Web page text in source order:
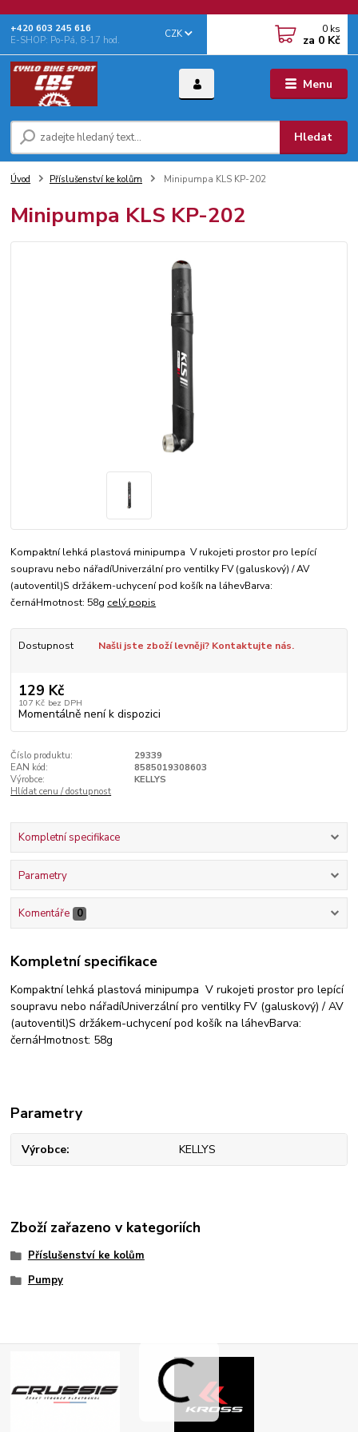
Menu
CZK
Hledat
+‭420 603 245 616‬
E-SHOP: Po-Pá, 8-17 hod.
0 ks
za 0 Kč
Úvod Příslušenství ke kolům Minipumpa KLS KP-202
Minipumpa KLS KP-202
Kompaktní lehká plastová minipumpa V rukojeti prostor pro lepící
soupravu nebo nářadíUniverzální pro ventilky FV (galuskový) / AV
(autoventil)S držákem-uchycení pod košík na láhevBarva:
černáHmotnost: 58g celý popis
Dostupnost Našli jste zboží levněji? Kontaktujte nás.
129 Kč
107 Kč bez DPH
Momentálně není k dispozici
Číslo produktu:
29339
EAN kód:
8585019308603
Výrobce:
KELLYS
Hlídat cenu / dostupnost
Kompletní specifikace
Parametry
Komentáře 0
Kompletní specifikace
Kompaktní lehká plastová minipumpa V rukojeti prostor pro lepící
soupravu nebo nářadíUniverzální pro ventilky FV (galuskový) / AV
(autoventil)S držákem-uchycení pod košík na láhevBarva:
černáHmotnost: 58g
Parametry
Výrobce KELLYS
Zboží zařazeno v kategoriích
Příslušenství ke kolům
Pumpy